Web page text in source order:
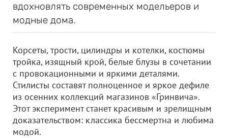
вдохновлять современных модельеров и
модные дома.
Корсеты, трости, цилиндры и котелки, костюмы
тройка, изящный крой, белые блузы в сочетании
с провокационными и яркими деталями.
Стилисты составят полноценное и яркое дефиле
из осенних коллекций магазинов «Гринвича».
Этот эксперимент станет красивым и зрелищным
доказательством: классика бессмертна и любима
модой.